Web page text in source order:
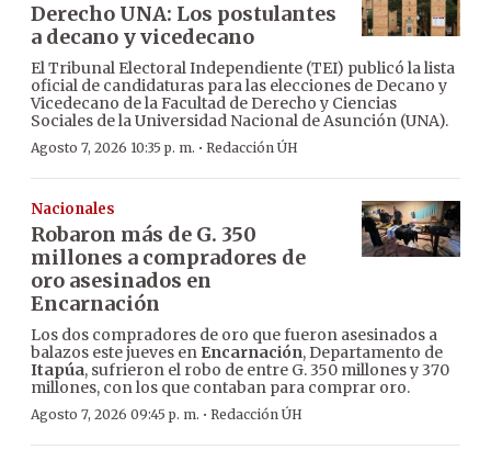
Derecho UNA: Los postulantes
a decano y vicedecano
El Tribunal Electoral Independiente (TEI) publicó la lista
oficial de candidaturas para las elecciones de Decano y
Vicedecano de la Facultad de Derecho y Ciencias
Sociales de la Universidad Nacional de Asunción (UNA).
Agosto 7, 2026 10:35 p. m. · Redacción ÚH
Nacionales
Robaron más de G. 350
millones a compradores de
oro asesinados en
Encarnación
Los dos compradores de oro que fueron asesinados a
balazos este jueves en Encarnación, Departamento de
Itapúa, sufrieron el robo de entre G. 350 millones y 370
millones, con los que contaban para comprar oro.
Agosto 7, 2026 09:45 p. m. · Redacción ÚH